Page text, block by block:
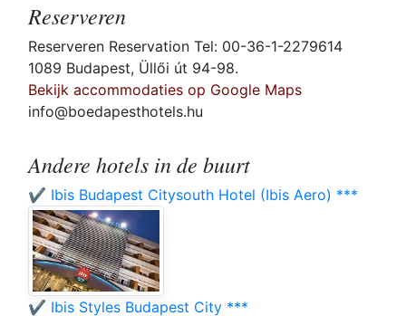
Reserveren
Reserveren Reservation Tel: 00-36-1-2279614
1089 Budapest, Üllői út 94-98.
Bekijk accommodaties op Google Maps
info@boedapesthotels.hu
Andere hotels in de buurt
✔️ Ibis Budapest Citysouth Hotel (Ibis Aero) ***
✔️ Ibis Styles Budapest City ***